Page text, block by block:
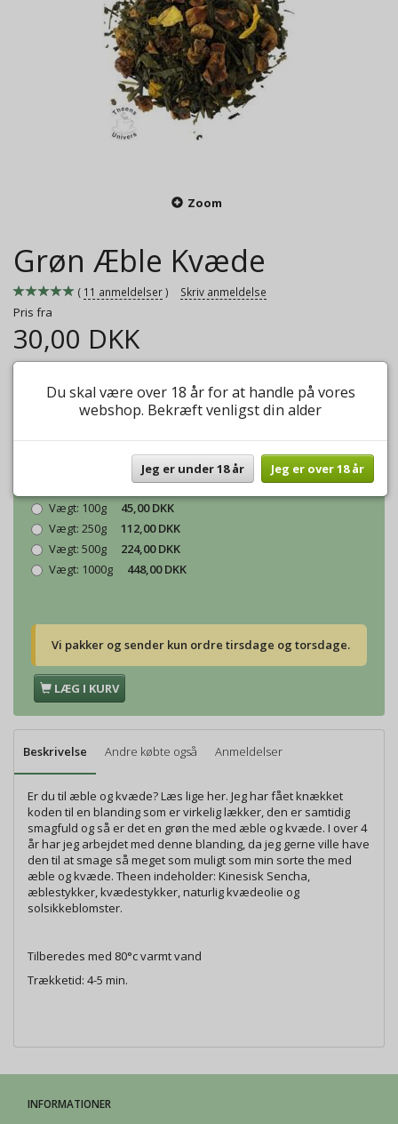
Zoom
Grøn Æble Kvæde
11 anmeldelser Skriv anmeldelse
Pris fra
30,00 DKK
Mere information
Model/varenr.: Grøn Able Kvæde
30,00 DKK
Vægt: 100g
45,00 DKK
Vægt: 250g
112,00 DKK
Vægt: 500g
224,00 DKK
Vægt: 1000g 448,00 DKK
Vi pakker og sender kun ordre tirsdage og torsdage.
LÆG I KURV
Beskrivelse Andre købte også Anmeldelser
Er du til æble og kvæde? Læs lige her. Jeg har fået knækket
koden til en blanding som er virkelig lækker, den er samtidig
smagfuld og så er det en grøn the med æble og kvæde. I over 4
år har jeg arbejdet med denne blanding, da jeg gerne ville have
den til at smage så meget som muligt som min sorte the med
æble og kvæde. Theen indeholder: Kinesisk Sencha,
æblestykker, kvædestykker, naturlig kvædeolie og
solsikkeblomster.
Tilberedes med 80°c varmt vand
Trækketid: 4-5 min.
INFORMATIONER
Du skal være over 18 år for at handle på vores
webshop. Bekræft venligst din alder
Jeg er under 18 år Jeg er over 18 år